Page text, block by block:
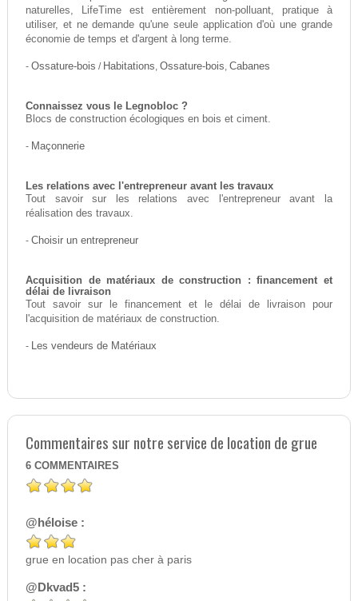
naturelles, LifeTime est entièrement non-polluant, pratique à
utiliser, et ne demande qu'une seule application d'où une grande
économie de temps et d'argent à long terme.
- Ossature-bois / Habitations, Ossature-bois, Cabanes
Connaissez vous le Legnobloc ?
Blocs de construction écologiques en bois et ciment.
- Maçonnerie
Les relations avec l'entrepreneur avant les travaux
Tout savoir sur les relations avec l'entrepreneur avant la
réalisation des travaux.
- Choisir un entrepreneur
Acquisition de matériaux de construction : financement et
délai de livraison
Tout savoir sur le financement et le délai de livraison pour
l'acquisition de matériaux de construction.
- Les vendeurs de Matériaux
Commentaires sur notre service de location de grue
6 COMMENTAIRES
@héloise :
grue en location pas cher à paris
@Dkvad5 :